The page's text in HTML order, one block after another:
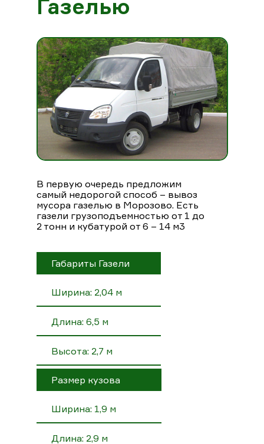
Газелью
В первую очередь предложим
самый недорогой способ – вывоз
мусора газелью в Морозово. Есть
газели грузоподъемностью от 1 до
2 тонн и кубатурой от 6 – 14 м3
Габариты Газели
Ширина: 2,04 м
Длина: 6,5 м
Высота: 2,7 м
Размер кузова
Ширина: 1,9 м
Длина: 2,9 м